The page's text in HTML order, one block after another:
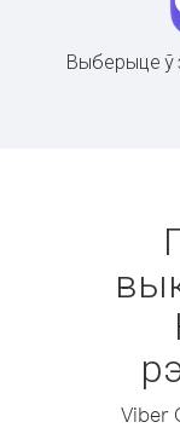
Выберыце ў
Viber